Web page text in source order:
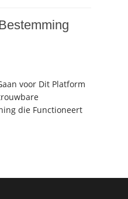
voor Dit Platform
die Functioneert